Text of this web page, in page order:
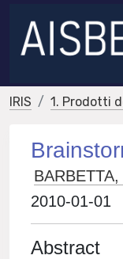
IRIS 1. Prodotti
2010-01-01
Abstract